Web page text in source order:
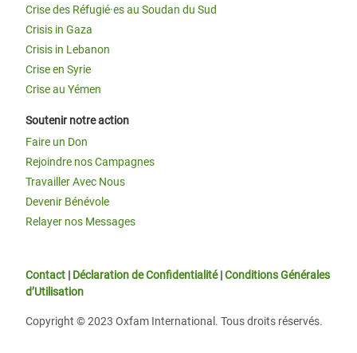
Crise des Réfugié·es au Soudan du Sud
Crisis in Gaza
Crisis in Lebanon
Crise en Syrie
Crise au Yémen
Soutenir notre action
Faire un Don
Rejoindre nos Campagnes
Travailler Avec Nous
Devenir Bénévole
Relayer nos Messages
Contact | Déclaration de Confidentialité|Conditions Générales
d’Utilisation
Copyright © 2023 Oxfam International. Tous droits réservés.